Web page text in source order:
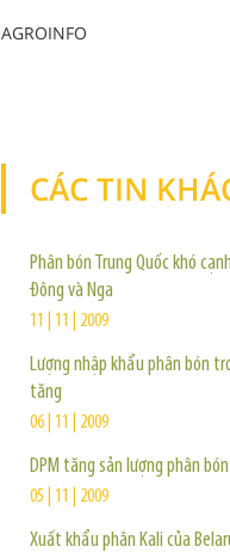
AGROINFO
CÁC TIN
Phân bón Trung Quốc khó
Đông và Nga
11 | 11 | 2009
Lượng nhập khẩu phân bón
tăng
06 | 11 | 2009
DPM tăng sản lượng phân bón
05 | 11 | 2009
Xuất khẩu phân Kali của